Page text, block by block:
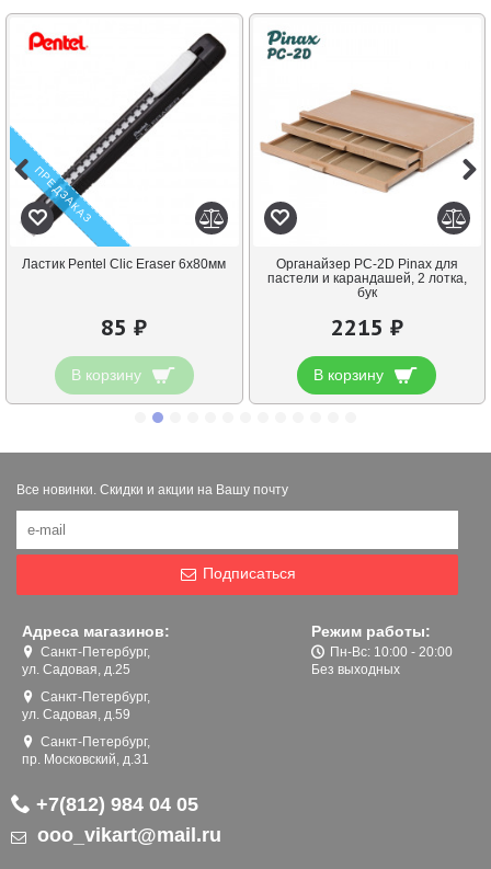
ПРЕДЗАКАЗ
Ластик Pentel Clic Eraser 6х80мм
85 ₽
В корзину
Органайзер PC-2D Pinax для
пастели и карандашей, 2 лотка,
бук
2215 ₽
В корзину
Все новинки. Скидки и акции на Вашу почту
Подписаться
Адреса магазинов:
Санкт-Петербург,
ул. Садовая, д.25
Санкт-Петербург,
ул. Садовая, д.59
Санкт-Петербург,
пр. Московский, д.31
Режим работы:
Пн-Вс: 10:00 - 20:00
Без выходных
+7(812) 984 04 05
ooo_vikart@mail.ru